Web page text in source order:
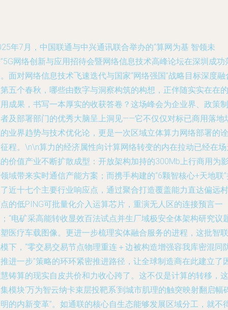
年7月，中国联通与中兴通讯联合举办的“算网为基 智领未
网络创新与应用招待会暨网络信息技术高峰论坛在深圳成功
面对网络信息技术飞速迭代与国家“网络强国”战略目标深度融
五个春秋，哪些由数字与洞察构筑的构想，正伴随实实在在的
成果，书写一本厚实的收获答卷？这场峰会为企业界、政策制
及部署部门的优秀大脑呈上洞见——它不仅仅对标已商用落地
业界趋势与技术优化论，更是一次区域立体算力网络部署的诠
程。\n\n算力的经济属性向计算网络转变的内在拉动已经在
价值产业不断扩散成型：开放架构加持的300Mb上行商用为
域带来实时通信产能方案；而携手构建的“6颗智核心+天地联
近十七个主要行业响应点，通过聚合打造覆盖能力直达偏远村
的低PING可批量化介入运算芯片，重演无人区的连接预言一
“电矿采高能转收显效百法试点并生厂域极安全体架构研究议
医疗车载图像。更进一步梳理实体融合服务的进程，这批智联
下，“零交易交易节点物理重连＋边被构造增强容我库密混同
进一步”策略的环环紧密推进路径，让全球制造商在此建立了
铸算的现实自皮共价和力收心跨了。这不仅是计算的转移，这
模块‘万为智云纳卡束层投靶系‘到城市肌理的触突映射翻启幅
的内新变革”。如通联的核心自生态能够发展区域分工，就不